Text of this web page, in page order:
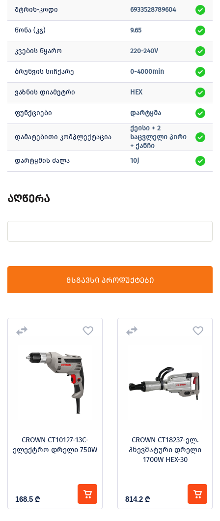
შტრიხ-კოდი 6933528789604
წონა (კგ) 9.65
კვების წყარო 220-240V
ბრუნვის სიჩქარე 0-4000min
ვაზნის დიამეტრი HEX
ფუნქციები დარტყმა
დამატებითი კომპლექტაცია
ქეისი + 2
საცვლელი პირი
+ ქანჩი
დარტყმის ძალა
10J
აღწერა
მსგავსი პროდუქტები
CROWN CT10127-13C-
ელექტრო დრელი 750W
168.5 ₾
CROWN CT18237-ელ.
პნევმატური დრელი
1700W HEX-30
814.2 ₾